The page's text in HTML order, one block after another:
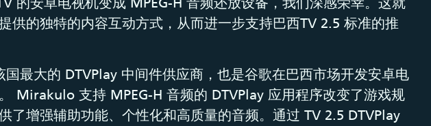
供的独特的内容互动方式，从而进一步支持巴西TV 2.5 标准的推
最大的 DTVPlay 中间件供应商，也是谷歌在巴西市场开发安卓电
Mirakulo 支持 MPEG-H 音频的 DTVPlay 应用程序改变了游戏规
了增强辅助功能、个性化和高质量的音频。通过 TV 2.5 DTVPlay